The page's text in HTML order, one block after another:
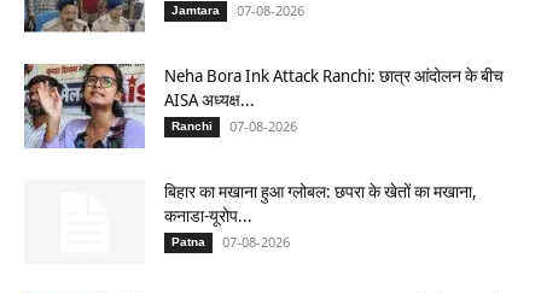
Jamtara 07-08-2026
Neha Bora Ink Attack Ranchi: छात्र आंदोलन के बीच
AISA अध्यक्ष...
Ranchi 07-08-2026
बिहार का मखाना हुआ ग्लोबल: छपरा के खेतों का मखाना,
कनाडा-यूरोप...
Patna 07-08-2026